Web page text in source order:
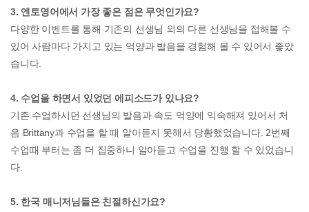
3. 엔토영어에서 가장 좋은 점은 무엇인가요?
다양한 이벤트를 통해 기존의 선생님 외의 다른 선생님을 접해볼 수
있어 사람마다 가지고 있는 억양과 발음을 경험해 볼 수 있어서 좋았
습니다.
4. 수업을 하면서 있었던 에피소드가 있나요?
기존 수업하시던 선생님의 발음과 속도 억양에 익숙해져 있어서 처
음 Brittany과 수업을 할 때 알아듣지 못해서 당황했었습니다. 2번째
수업때 부터는 좀 더 집중하니 알아듣고 수업을 진행 할 수 있었습니
다.
5. 한국 매니저님들은 친절하신가요?